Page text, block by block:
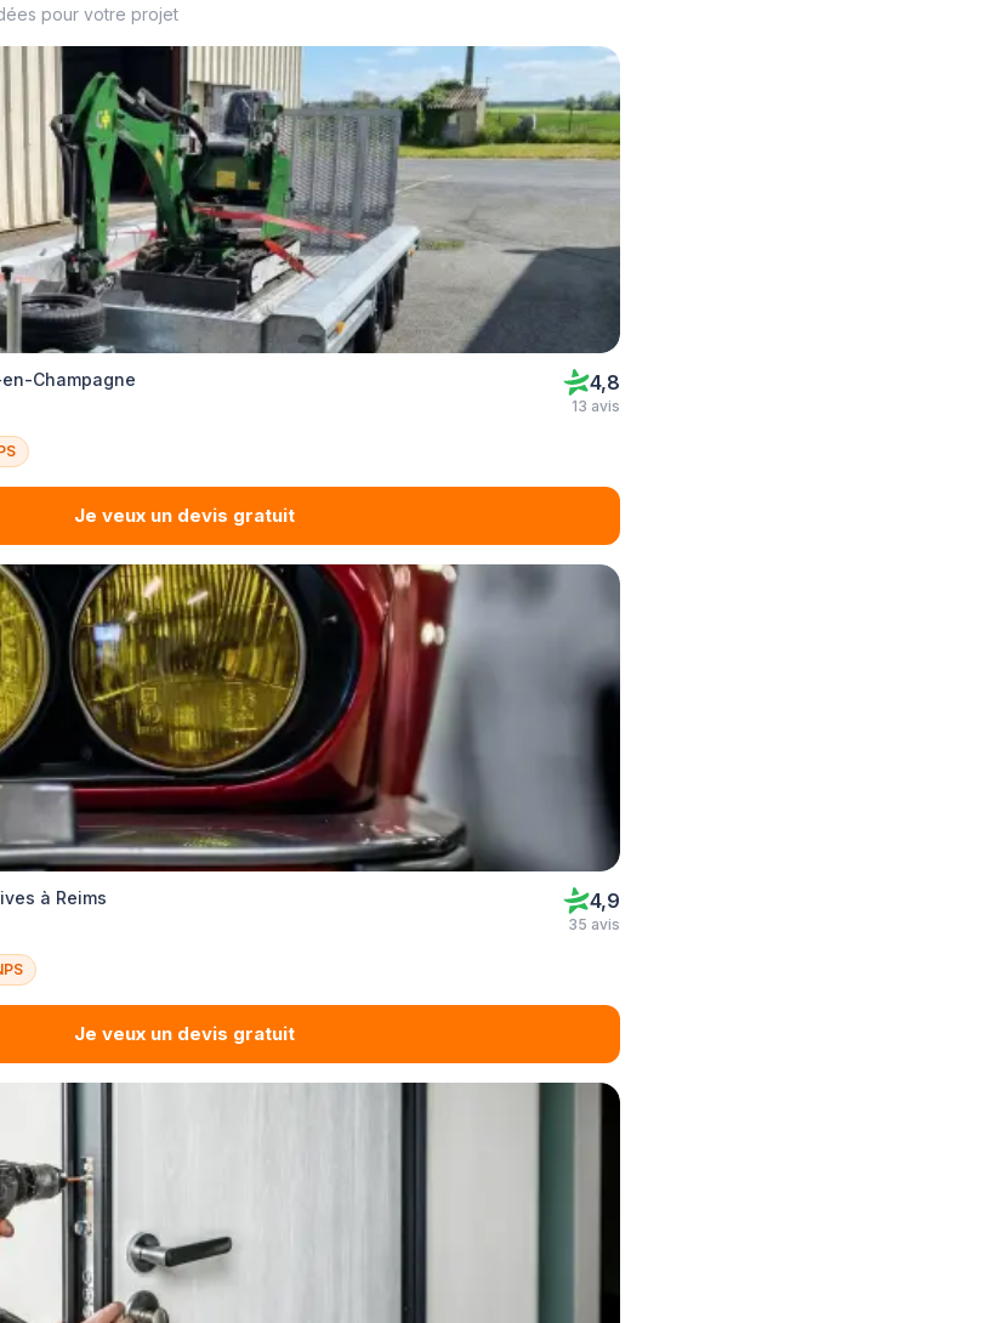
pour votre projet
Champagne 4,8
13 avis
Je veux un devis gratuit
à Reims 4,9
35 avis
Je veux un devis gratuit